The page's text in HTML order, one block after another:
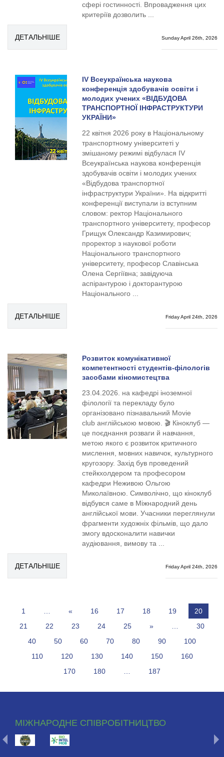
сфері гостинності. Впровадження цих
критеріїв дозволить ...
ДЕТАЛЬНІШЕ Sunday April 26th, 2026
ІV Всеукраїнська наукова
конференція здобувачів освіти і
молодих учених «ВІДБУДОВА
ТРАНСПОРТНОЇ ІНФРАСТРУКТУРИ
УКРАЇНИ»
22 квітня 2026 року в Національному
транспортному університеті у
змішаному режимі відбулася IV
Всеукраїнська наукова конференція
здобувачів освіти і молодих учених
«Відбудова транспортної
інфраструктури України». На відкритті
конференції виступали із вступним
словом: ректор Національного
транспортного університету, професор
Грищук Олександр Казимирович;
проректор з наукової роботи
Національного транспортного
університету, професор Славінська
Олена Сергіївна; завідуюча
аспірантурою і докторантурою
Національного ...
ДЕТАЛЬНІШЕ Friday April 24th, 2026
Розвиток комунікативної
компетентності студентів-філологів
засобами кіномистецтва
23.04.2026. на кафедрі іноземної
філології та перекладу було
організовано пізнавальний Movie
club англійською мовою. 🎬 Кіноклуб —
це поєднання розваги й навчання,
метою якого є розвиток критичного
мислення, мовних навичок, культурного
кругозору. Захід був проведений
стейкхолдером та професором
кафедри Неживою Ольгою
Миколаївною. Символічно, що кіноклуб
відбувся саме в Міжнародний день
англійської мови. Учасники переглянули
фрагменти художніх фільмів, що дало
змогу вдосконалити навички
аудіювання, вимову та ...
ДЕТАЛЬНІШЕ Friday April 24th, 2026
1 « 16 17 18 19
20
21
22 23 24 25 »
30
40
50 60 70 80 90
100
110
120 130 140 150
160
170
180 187
МІЖНАРОДНЕ СПІВРОБІТНИЦТВО